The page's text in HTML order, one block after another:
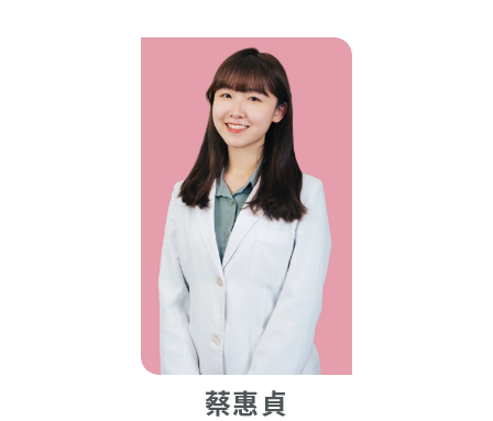
蔡惠貞